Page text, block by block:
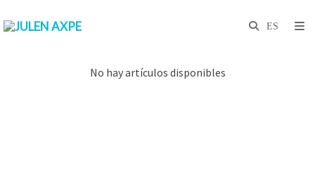
No hay artículos disponibles